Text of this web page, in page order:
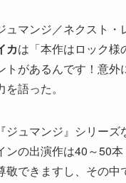
ュマンジ／ネクスト
カは「本作はロック様
トがあるんです！意
語った。
ジュマンジ』シリー
ンの出演作は40～50
敬できますし、その中